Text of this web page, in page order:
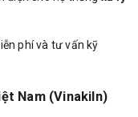
phí và tư vấn kỹ
Nam (Vinakiln)